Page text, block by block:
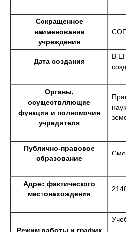
Сокращенное
наименование
учреждения
Дата создания
В
Органы,
осуществляющие
функции и полномочия
учредителя
Публично-правовое
образование
Адрес фактического
местонахождения
Режим работы и график